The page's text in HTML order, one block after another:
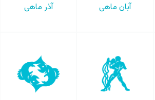
آبان ماهی آذر ماهی